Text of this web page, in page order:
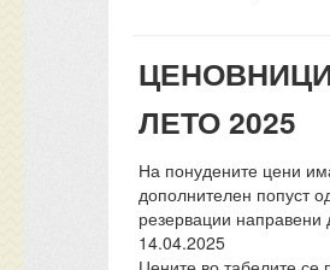
ЛЕТО 2025
На понудените цени
дополнителен попуст
резервации направени
14.04.2025